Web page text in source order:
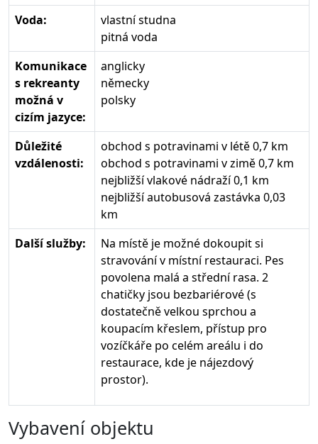
Voda:
vlastní studna
pitná voda
Komunikace
s rekreanty
možná v
cizím jazyce:
anglicky
německy
polsky
Důležité
vzdálenosti:
obchod s potravinami v létě 0,7 km
obchod s potravinami v zimě 0,7 km
nejbližší vlakové nádraží 0,1 km
nejbližší autobusová zastávka 0,03
km
Další služby:
Na místě je možné dokoupit si
stravování v místní restauraci. Pes
povolena malá a střední rasa. 2
chatičky jsou bezbariérové (s
dostatečně velkou sprchou a
koupacím křeslem, přístup pro
vozíčkáře po celém areálu i do
restaurace, kde je nájezdový
prostor).
Vybavení objektu